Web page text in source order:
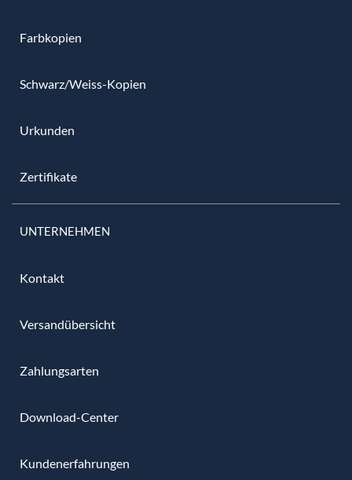
Farbkopien
Schwarz/Weiss-Kopien
Urkunden
Zertifikate
UNTERNEHMEN
Kontakt
Versandübersicht
Zahlungsarten
Download-Center
Kundenerfahrungen